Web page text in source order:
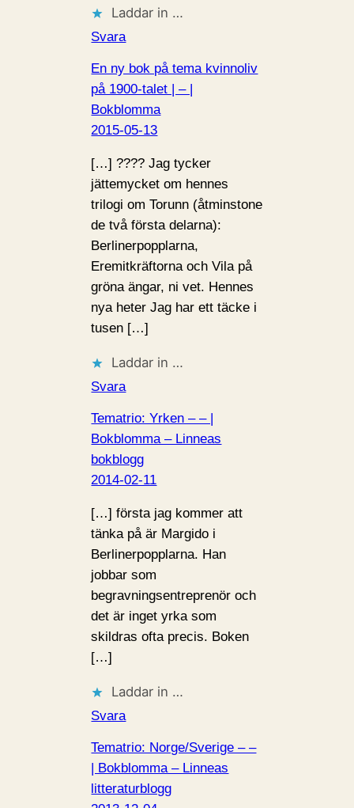
Laddar in …
Svara
En ny bok på tema kvinnoliv
på 1900-talet | – |
Bokblomma
2015-05-13
[…] ???? Jag tycker
jättemycket om hennes
trilogi om Torunn (åtminstone
de två första delarna):
Berlinerpopplarna,
Eremitkräftorna och Vila på
gröna ängar, ni vet. Hennes
nya heter Jag har ett täcke i
tusen […]
Laddar in …
Svara
Tematrio: Yrken – – |
Bokblomma – Linneas
bokblogg
2014-02-11
[…] första jag kommer att
tänka på är Margido i
Berlinerpopplarna. Han
jobbar som
begravningsentreprenör och
det är inget yrka som
skildras ofta precis. Boken
[…]
Laddar in …
Svara
Tematrio: Norge/Sverige – –
| Bokblomma – Linneas
litteraturblogg